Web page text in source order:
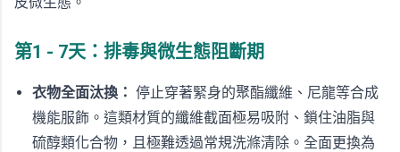
第1 - 7天：排毒與微生態阻斷期
衣物全面汰換： 停止穿著緊身的聚酯纖維、尼龍等合成
機能服飾。這類材質的纖維截面極易吸附、鎖住油脂與
硫醇類化合物，且極難透過常規洗滌清除。全面更換為